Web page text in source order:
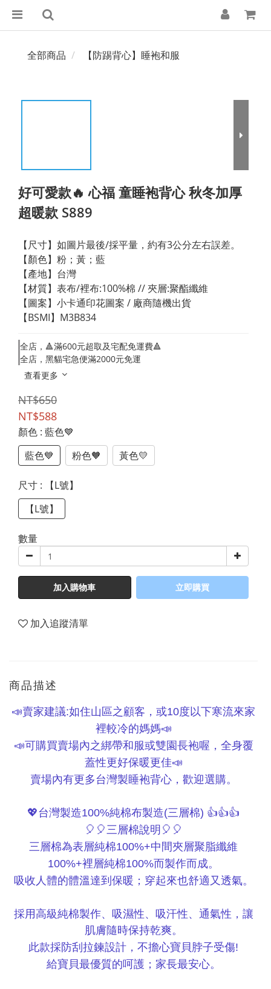
全部商品 【防踢背心】睡袍和服
好可愛款🔥 心福 童睡袍背心 秋冬加厚
超暖款 S889
【尺寸】如圖片最後/採平量，約有3公分左右誤差。
【顏色】粉；黃；藍
【產地】台灣
【材質】表布/裡布:100%棉 // 夾層:聚酯纖維
【圖案】小卡通印花圖案 / 廠商隨機出貨
【BSMI】M3B834
全店，🔺滿600元超取及宅配免運費🔺
全店，黑貓宅急便滿2000元免運
查看更多
NT$650
NT$588
顏色 : 藍色💙
藍色💙
粉色🧡 黃色💛
尺寸 : 【L號】
【L號】
數量
加入購物車 立即購買
加入追蹤清單
商品描述
📣賣家建議:如住山區之顧客，或10度以下寒流來家
裡較冷的媽媽📣
📣可購買賣場內之綁帶和服或雙園長袍喔，全身覆
蓋性更好保暖更佳📣
賣場內有更多台灣製睡袍背心，歡迎選購。
💖台灣製造100%純棉布製造(三層棉) 👍👍👍
🎈🎈三層棉說明 🎈🎈
三層棉為表層純棉100%+中間夾層聚脂纖維
100%+裡層純棉100%而製作而成。
吸收人體的體溫達到保暖；穿起來也舒適又透氣。
採用高級純棉製作、吸濕性、吸汗性、通氣性，讓
肌膚隨時保持乾爽。
此款採防刮拉鍊設計，不擔心寶貝脖子受傷!
給寶貝最優質的呵護；家長最安心。